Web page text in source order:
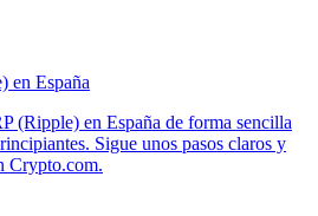
en España
(Ripple) en España de forma sencilla
Sigue unos pasos claros y
Crypto.com.